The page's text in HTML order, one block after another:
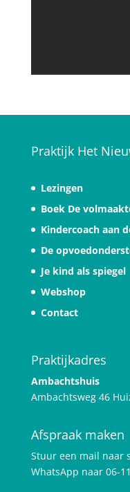
Praktijk Het
Lezingen
Boek De
Kindercoach aan
De
Je kind als spiegel
Webshop
Contact
Praktijkadres
Ambachtshuis
Ambachtsweg 46
Afspraak maken
Stuur een mail naar
WhatsApp naar 06-